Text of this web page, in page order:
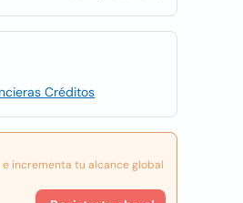
Créditos
incrementa tu alcance global